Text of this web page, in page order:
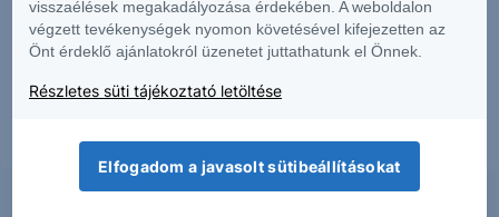
dokumentumban foglaltak – teljes vagy részleges – felhasználása,
többszörözése, publikálása, átdolgozása, terjesztése kizárólag a Társaság
előzetes írásos engedélyével lehetséges. A jelen dokumentumban foglaltak
Dokumentumok – Erste Marketoldalon, illetve a Társaság ügyletek előtti
visszaélések megakadályozása érdekében. A weboldalon
végzett tevékenységek nyomon követésével kifejezetten az
Önt érdeklő ajánlatokról üzenetet juttathatunk el Önnek.
Részletes süti tájékoztató letöltése
Elfogadom a javasolt sütibeállításokat